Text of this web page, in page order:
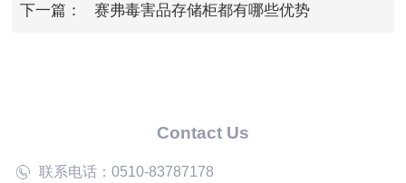
下一篇： 赛弗毒害品存储柜都有哪些优势
Contact Us
联系电话：0510-83787178